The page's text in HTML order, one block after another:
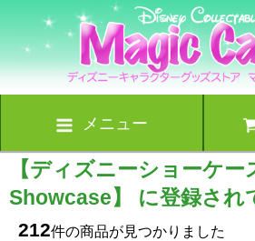
メニュー
【ディズニーショーケ
Showcase】 に登録され
212件の商品が見つかりました